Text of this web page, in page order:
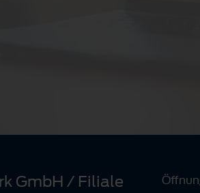
GmbH / Filiale